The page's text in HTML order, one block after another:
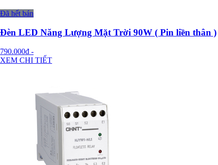
Đã hết bán
Đèn LED Năng Lượng Mặt Trời 90W ( Pin liền thân )
790.000đ -
XEM CHI TIẾT